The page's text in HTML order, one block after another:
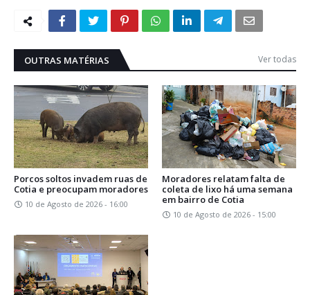
OUTRAS MATÉRIAS Ver todas
Porcos soltos invadem ruas de
Cotia e preocupam moradores
10 de Agosto de 2026 - 16:00
Moradores relatam falta de
coleta de lixo há uma semana
em bairro de Cotia
10 de Agosto de 2026 - 15:00